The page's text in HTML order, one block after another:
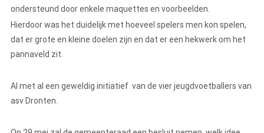
ondersteund door enkele maquettes en voorbeelden.
Hierdoor was het duidelijk met hoeveel spelers men kon spelen,
dat er grote en kleine doelen zijn en dat er een hekwerk om het
pannaveld zit.
Al met al een geweldig initiatief van de vier jeugdvoetballers van
asv Dronten.